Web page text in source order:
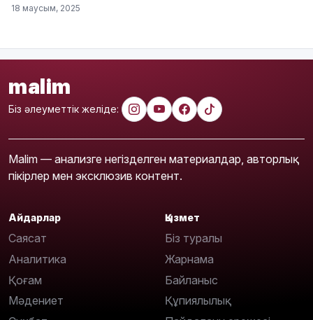
18 маусым, 2025
malim
Біз әлеуметтік желіде:
Malim — анализге негізделген материалдар, авторлық
пікірлер мен эксклюзив контент.
Айдарлар
Саясат
Аналитика
Қоғам
Мәдениет
Қызмет
Біз туралы
Жарнама
Байланыс
Құпиялылық